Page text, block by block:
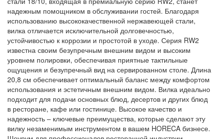
надежным помощником в обслуживании гостей. Благодаря
использованию высококачественной нержавеющей стали,
вилка отличается исключительной долговечностью,
устойчивостью к коррозии и простотой в уходе. Серия RW2
известна своим безупречным внешним видом и высоким
уровнем полировки, обеспечивая приятные тактильные
ощущения и безупречный вид на сервированном столе. Длина
20,8 см обеспечивает оптимальный баланс между комфортом
использования и эстетичным внешним видом. Вилка идеально
подходит для подачи основных блюд, десертов и других блюд
в ресторане, кафе или гостинице. Высокое качество и
надежность – ключевые преимущества, которые сделают эту
вилку незаменимым инструментом в вашем HORECA бизнесе.